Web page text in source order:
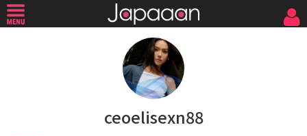
ceoelisexn88